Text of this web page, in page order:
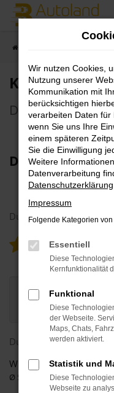
Zum
Hauptinhalt
Das sagen
Das schreiben
Durchschnittliche
Dieser Wert wurde aus
Zeitraum vom
Durchschnittliche
Wie empfanden Sie
Ø 5.00 von 5 Sternen
Wir nutzen Cookies,
Nutzung unserer
Kommunikation mit
berücksichtigen
verarbeiten Daten für
wenn Sie uns Ihre
einem späteren
Sie die Einwilligung
Weitere
Datenverarbeitung
Datenschutzerklärung
Impressum
Folgende Kategorien
Essentiell
Diese
Kernfunktionalität
Funktional
Diese
der Webseite.
Maps, Chats,
werden aktiviert.
Statistik und
Diese
Webseite zu